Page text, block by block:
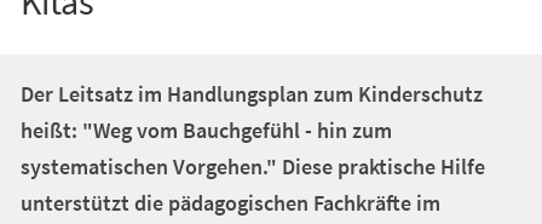
Der Leitsatz im Handlungsplan zum Kinderschutz
heißt: "Weg vom Bauchgefühl - hin zum
systematischen Vorgehen." Diese praktische Hilfe
unterstützt die pädagogischen Fachkräfte im